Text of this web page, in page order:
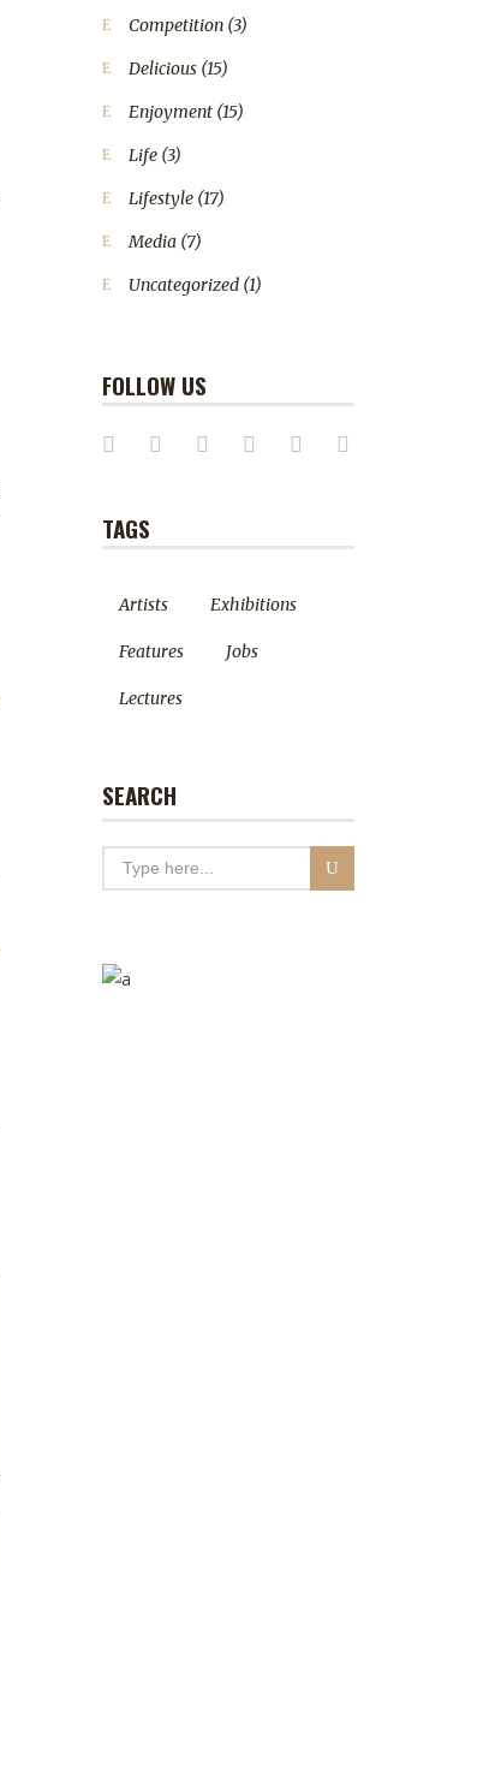
Competition (3)
Delicious (15)
Enjoyment (15)
Life (3)
Lifestyle (17)
Media (7)
Uncategorized (1)
FOLLOW US
TAGS
Artists Exhibitions
Features Jobs
Lectures
SEARCH